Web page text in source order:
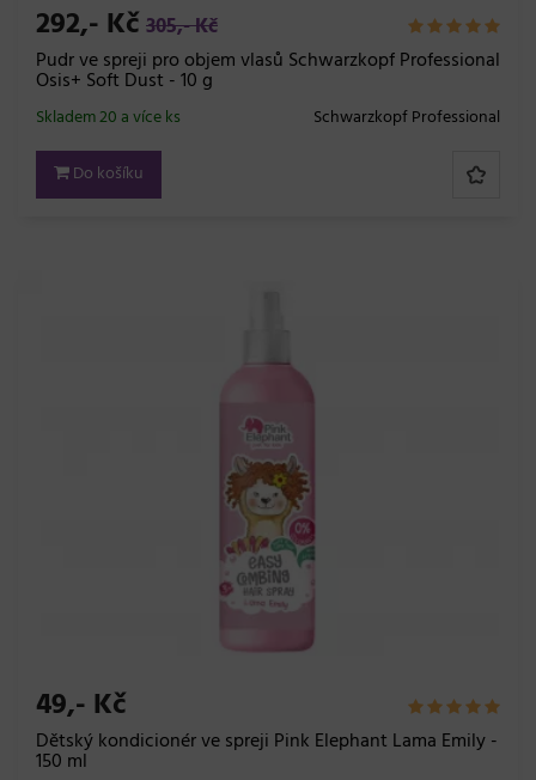
292,- Kč 305,- Kč
Pudr ve spreji pro objem vlasů Schwarzkopf Professional
Osis+ Soft Dust - 10 g
Schwarzkopf Professional
Skladem 20 a více ks
Do košíku
49,- Kč
Dětský kondicionér ve spreji Pink Elephant Lama Emily -
150 ml